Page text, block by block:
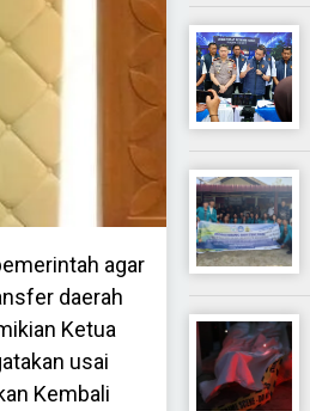
agar
daerah
Ketua
usai
Kembali